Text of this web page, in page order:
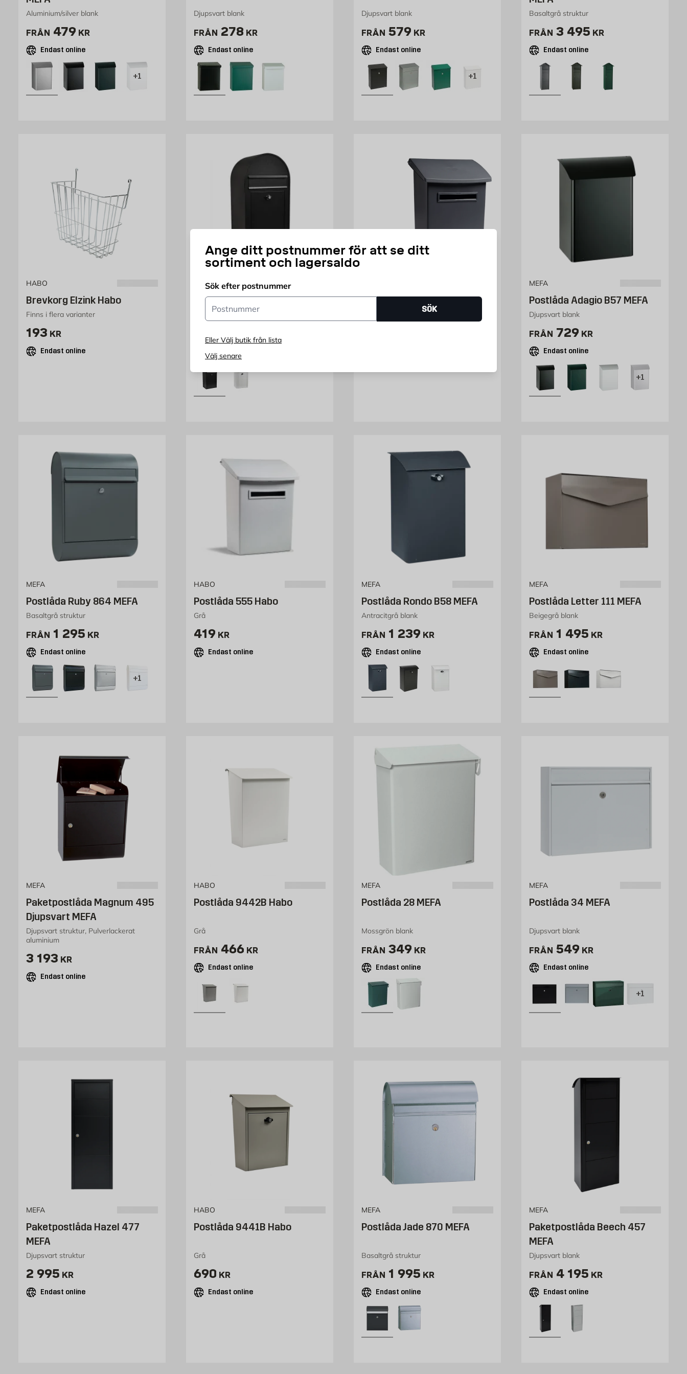
Ange ditt postnummer för att se ditt
sortiment och lagersaldo
Sök efter postnummer
Postnummer
SÖK
Eller Välj butik från lista
Välj senare
Aluminium/silver blank
FRÅN Pris 479 kr
479 KR
Endast online
+1
Djupsvart blank
FRÅN Pris 278 kr
278 KR
Endast online
Djupsvart blank
FRÅN Pris 579 kr
579 KR
Endast online
+1
Basaltgrå struktur
FRÅN Pris 2995 kr
3 495 KR
Endast online
HABO
Brevkorg Elzink Habo
Finns i flera varianter
Pris 193 kr
193 KR
Endast online
HABO
Postlåda 9444 Midi Habo
Endast online
Postlåda 555 Habo
Finns i flera utföranden
MEFA
Postlåda Adagio B57 MEFA
Djupsvart blank
FRÅN Pris 729 kr
729 KR
Endast online
+1
MEFA
Postlåda Ruby 864 MEFA
Basaltgrå struktur
FRÅN Pris 1249 kr
1 295 KR
Endast online
+1
HABO
Postlåda 555 Habo
Grå
Pris 419 kr
419 KR
Endast online
MEFA
Postlåda Rondo B58 MEFA
Antracitgrå blank
FRÅN Pris 1239 kr
1 239 KR
Endast online
MEFA
Postlåda Letter 111 MEFA
Beigegrå blank
FRÅN Pris 960 kr
1 495 KR
Endast online
MEFA
Paketpostlåda Magnum 495
Djupsvart MEFA
Djupsvart struktur, Pulverlackerat
aluminium
Pris 3193 kr
3 193 KR
Endast online
HABO
Postlåda 9442B Habo
Grå
FRÅN Pris 466 kr
466 KR
Endast online
MEFA
Postlåda 28 MEFA
Mossgrön blank
FRÅN Pris 349 kr
349 KR
Endast online
MEFA
Postlåda 34 MEFA
Djupsvart blank
FRÅN Pris 549 kr
549 KR
Endast online
+1
MEFA
Paketpostlåda Hazel 477
MEFA
Djupsvart struktur
Pris 2995 kr
2 995 KR
Endast online
HABO
Postlåda 9441B Habo
Grå
Pris 690 kr
690 KR
Endast online
MEFA
Postlåda Jade 870 MEFA
Basaltgrå struktur
FRÅN Pris 1995 kr
1 995 KR
Endast online
MEFA
Paketpostlåda Beech 457
MEFA
Djupsvart blank
FRÅN Pris 4195 kr
4 195 KR
Endast online